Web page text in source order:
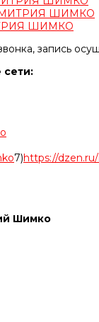
ДМИТРИЯ ШИМКО
ШИМКО
запись
сети:
7)https://
Шимко